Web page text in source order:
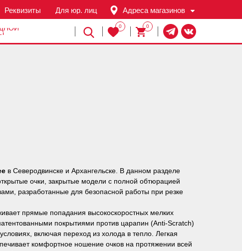
Для юр. лиц
Реквизиты Адреса магазинов
0
0
в Северодвинске и Архангельске. В данном разделе
очки, закрытые модели с полной обтюрацией
разработанные для безопасной работы при резке
прямые попадания высокоскоростных мелких
покрытиями против царапин (Anti-Scratch)
включая переход из холода в тепло. Легкая
комфортное ношение очков на протяжении всей